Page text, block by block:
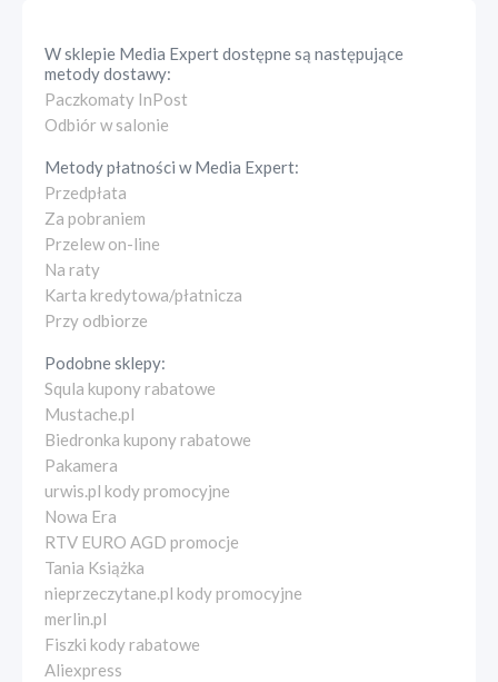
W sklepie Media Expertdostępne są następujące
metody dostawy:
Paczkomaty InPost
Odbiór w salonie
Metody płatności wMedia Expert:
Przedpłata
Za pobraniem
Przelew on-line
Na raty
Karta kredytowa/płatnicza
Przy odbiorze
Podobne sklepy:
Squla kupony rabatowe
Mustache.pl
Biedronka kupony rabatowe
Pakamera
urwis.pl kody promocyjne
Nowa Era
RTV EURO AGD promocje
Tania Książka
nieprzeczytane.pl kody promocyjne
merlin.pl
Fiszki kody rabatowe
Aliexpress